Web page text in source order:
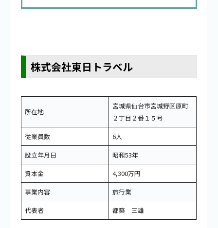
株式会社東日トラベル
所在地
宮城県仙台市宮城野区原町
２丁目２番１５号
従業員数
6人
設立年月日
昭和53年
資本金
4,300万円
事業内容
旅行業
代表者
都築 三雄